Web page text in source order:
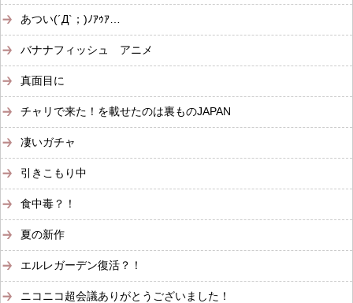
あつい(´Д`；)ﾉｱｩｱ…
バナナフィッシュ アニメ
真面目に
チャリで来た！を載せたのは裏ものJAPAN
凄いガチャ
引きこもり中
食中毒？！
夏の新作
エルレガーデン復活？！
ニコニコ超会議ありがとうございました！